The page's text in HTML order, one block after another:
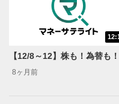
一時停止します。
8ヶ月前